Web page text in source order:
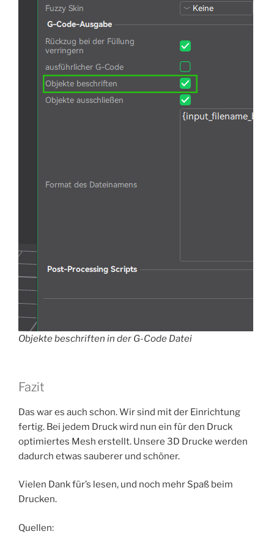
Objekte beschriften in der G-Code Datei
Fazit
Das war es auch schon. Wir sind mit der Einrichtung
fertig. Bei jedem Druck wird nun ein für den Druck
optimiertes Mesh erstellt. Unsere 3D Drucke werden
dadurch etwas sauberer und schöner.
Vielen Dank für’s lesen, und noch mehr Spaß beim
Drucken.
Quellen: